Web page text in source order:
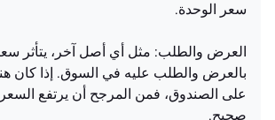
سعر الوحدة.
العرض والطلب: مثل أي أصل آخر، يتأثر
بالعرض والطلب عليه في السوق. إذا كان
على الصندوق، فمن المرجح أن يرتفع
صحيح.